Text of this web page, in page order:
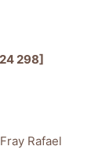
298]
Rafael